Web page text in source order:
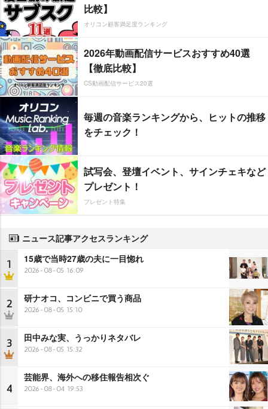
比較】
オリコン顧客満足度ランキング
2026年動画配信サービスおすすめ40選
【徹底比較】
CS動画配信サービス20選
毎週の音楽ランキングから、ヒットの推移
をチェック！
試写会、登壇イベント、サインチェキなど
プレゼント！
プレゼント特集
ニュース記事アクセスランキング
1 15歳で当時27歳の夫に一目惚れ
2026-08-05 16:09
2 研ナオコ、コンビニで買う商品
2026-08-05 15:10
3 田中みな実、うっかりネタバレ
2026-08-05 15:32
4
芸能界、海外への移住報告相次ぐ
2026-08-04 19:53